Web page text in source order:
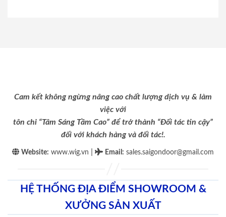
Cam kết không ngừng nâng cao chất lượng dịch vụ & làm
việc với
tôn chỉ “Tâm Sáng Tầm Cao” để trở thành “Đối tác tin cậy”
đối với khách hàng và đối tác!.
Website: www.wig.vn Email : sales.saigondoor@gmail.com
HỆ THỐNG ĐỊA ĐIỂM SHOWROOM &
XƯỞNG SẢN XUẤT